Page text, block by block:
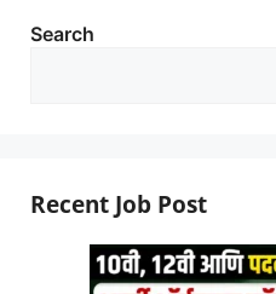
Search
Recent Job Post